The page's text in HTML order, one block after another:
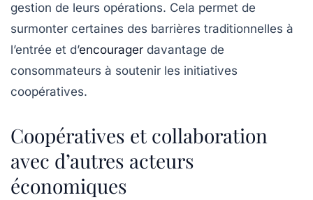
gestion de leurs opérations. Cela permet de
surmonter certaines des barrières traditionnelles à
l’entrée et d’encourager davantage de
consommateurs à soutenir les initiatives
coopératives.
Coopératives et collaboration
avec d’autres acteurs
économiques